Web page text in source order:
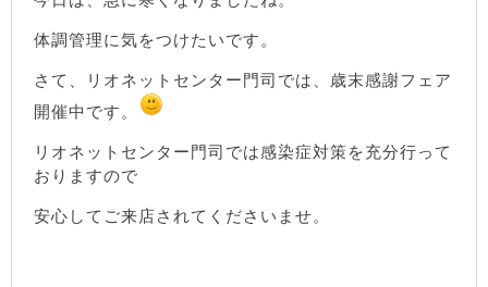
体調管理に気をつけたいです。
さて、リオネットセンター門司では、歳末感謝フェア
開催中です。
リオネットセンター門司では感染症対策を充分行って
おりますので
安心してご来店されてくださいませ。